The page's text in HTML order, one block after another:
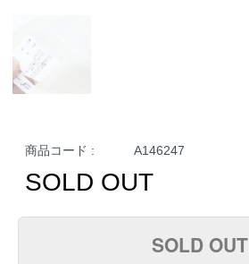
商品コード : A146247
SOLD OUT
SOLD OUT